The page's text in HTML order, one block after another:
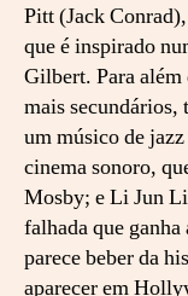
Pitt (Jack
que é inspirado
Gilbert. Para além
mais secundários,
um músico de
cinema sonoro,
Mosby; e Li Jun
falhada que
parece beber da
aparecer em